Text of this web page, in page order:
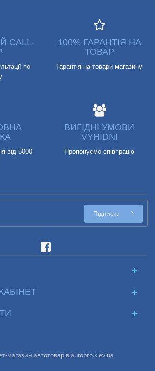
CALL-
по
100% ГАРАНТІЯ НА
ТОВАР
Гарантія на товари магазину
від 5000
ВИГІДНІ УМОВИ
VYHIDNI
Пропонуємо співпрацю
Підписка
магазин автотоварів autobro.kiev.ua